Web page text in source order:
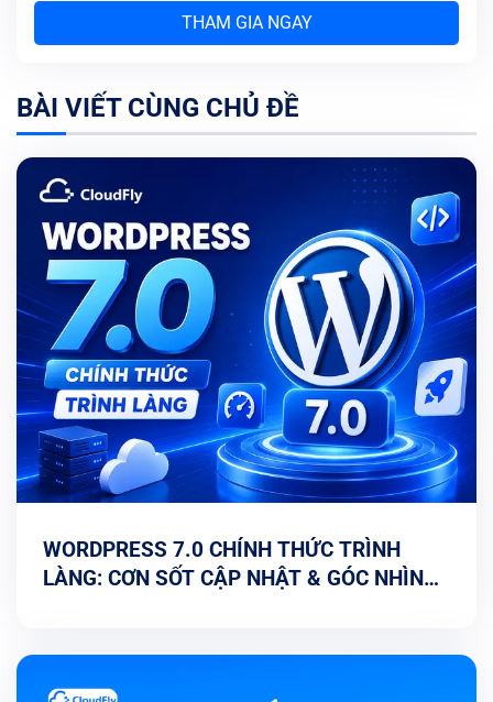
THAM GIA NGAY
BÀI VIẾT CÙNG CHỦ ĐỀ
WORDPRESS 7.0 CHÍNH THỨC TRÌNH
LÀNG: CƠN SỐT CẬP NHẬT & GÓC NHÌN